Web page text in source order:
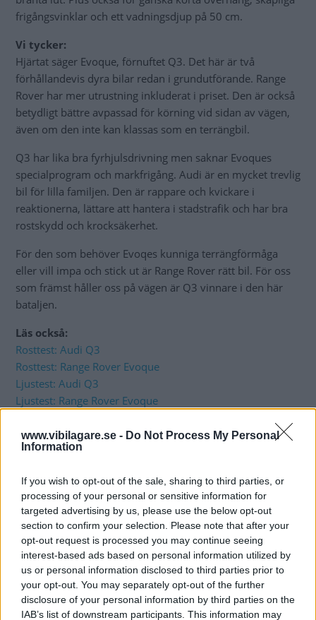
www.vibilagare.se - Do Not Process My Personal
Information
If you wish to opt-out of the sale, sharing to third parties, or
processing of your personal or sensitive information for
targeted advertising by us, please use the below opt-out
section to confirm your selection. Please note that after your
opt-out request is processed you may continue seeing
interest-based ads based on personal information utilized by
us or personal information disclosed to third parties prior to
your opt-out. You may separately opt-out of the further
disclosure of your personal information by third parties on the
IAB’s list of downstream participants. This information may
frigångsvinklar och ett vadningsdjup på 50 cm.
Vi tycker:
Hjärtat säger Evoque, förnuftet Q3. Det här är två
förhållandevis dyra bilar redan i grundutförande. Range
Rover har mer utrustning inkluderat i priset. Den är också
betydligt bättre avpassad för körning vid sidan av vägen,
även om den inte kan klassas som en terrängbil.
Q3 har lika bra fyrhjulsdrivning men saknar Evoques
specialprogram och markfrigång. Audi är en mycket trevlig
bil för lilla familjen. Den är rappare och kvickare i
reaktionerna, lättare att hantera i stadstrafik och har bra
rostskydd och krocksäkerhet.
För den som behöver Evoqes kunniga terrängförmåga
eller vill impa och stick ut är Range Rover rätt bil. För oss
som främst håller oss på vägen är Q3 vinnare i den här
bataljen.
Läs också:
Rosttest: Audi Q3
Rosttest: Range Rover Evoque
Ljustest: Audi Q3
Ljustest: Range Rover Evoque